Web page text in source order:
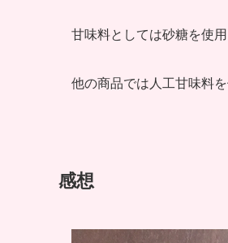
甘味料としては砂糖を使用
他の商品では人工甘味料
感想